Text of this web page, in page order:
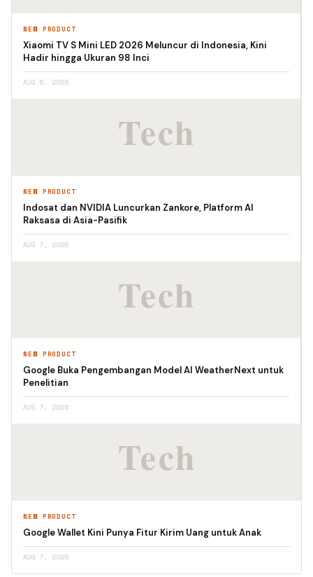
NEW PRODUCT
Xiaomi TV S Mini LED 2026 Meluncur di Indonesia, Kini
Hadir hingga Ukuran 98 Inci
AUG 6, 2026
NEW PRODUCT
Indosat dan NVIDIA Luncurkan Zankore, Platform AI
Raksasa di Asia-Pasifik
AUG 7, 2026
NEW PRODUCT
Google Buka Pengembangan Model AI WeatherNext untuk
Penelitian
AUG 7, 2026
NEW PRODUCT
Google Wallet Kini Punya Fitur Kirim Uang untuk Anak
AUG 7, 2026